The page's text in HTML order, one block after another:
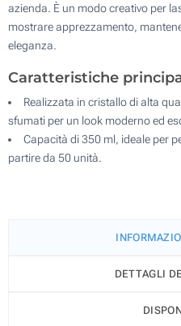
azienda. È un modo creativo per
mostrare apprezzamento,
eleganza.
Caratteristiche
Realizzata in cristallo di alta
sfumati per un look moderno ed
Capacità di 350 ml, ideale per
partire da 50 unità.
DETTAGLI